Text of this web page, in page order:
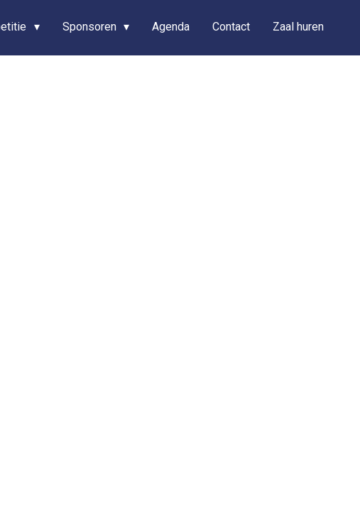
Sponsoren Agenda Contact Zaal huren